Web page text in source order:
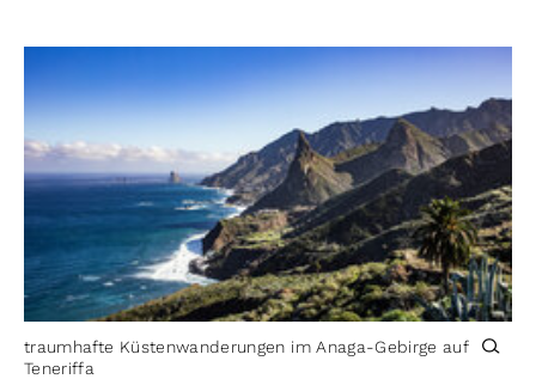
traumhafte Küstenwanderungen im Anaga-Gebirge auf
Teneriffa